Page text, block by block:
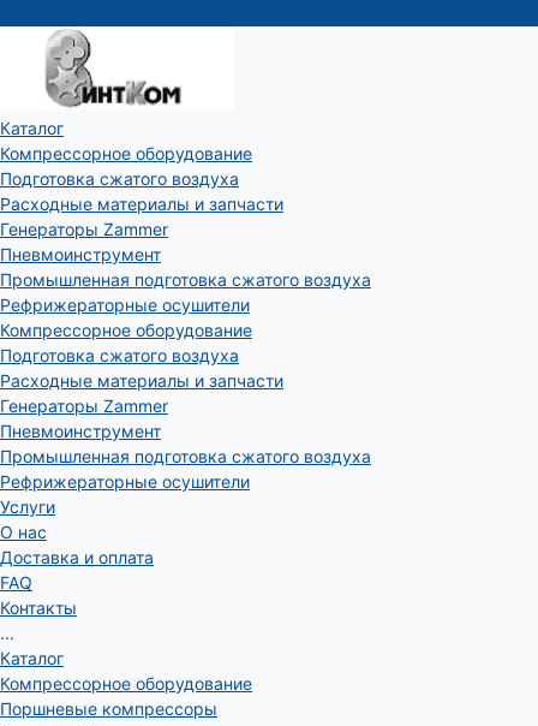
Каталог
Компрессорное оборудование
Подготовка сжатого воздуха
Расходные материалы и запчасти
Генераторы Zammer
Пневмоинструмент
Промышленная подготовка сжатого воздуха
Рефрижераторные осушители
Компрессорное оборудование
Подготовка сжатого воздуха
Расходные материалы и запчасти
Генераторы Zammer
Пневмоинструмент
Промышленная подготовка сжатого воздуха
Рефрижераторные осушители
Услуги
О нас
Доставка и оплата
FAQ
Контакты
...
Каталог
Компрессорное оборудование
Поршневые компрессоры